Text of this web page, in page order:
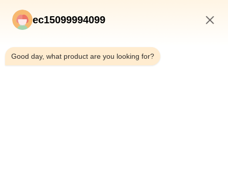
ec15099994099
Good day, what product are you looking for?